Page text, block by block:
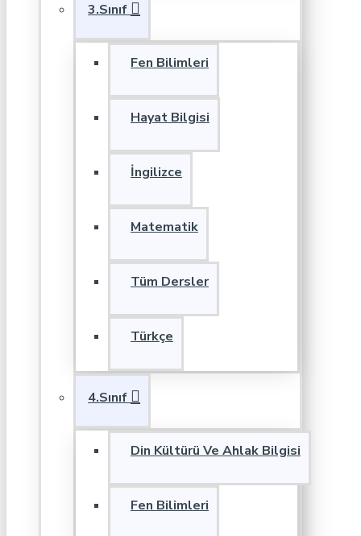
3.Sınıf
Fen Bilimleri
Hayat Bilgisi
İngilizce
Matematik
Tüm Dersler
Türkçe
4.Sınıf
Din Kültürü Ve Ahlak Bilgisi
Fen Bilimleri